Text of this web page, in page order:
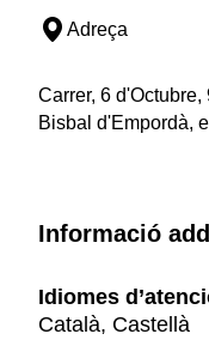
Adreça
Carrer, 6
Bisbal d'Empordà,
Informació
Idiomes
Català, Castellà